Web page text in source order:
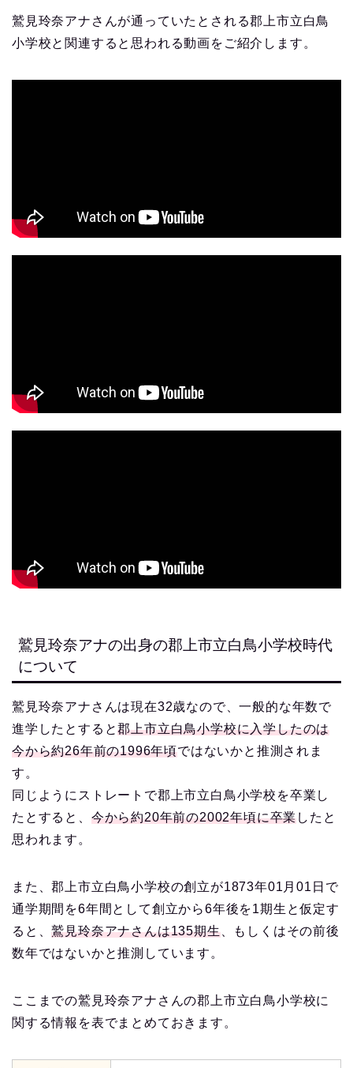
鷲見玲奈アナさんが通っていたとされる郡上市立白鳥
小学校と関連すると思われる動画をご紹介します。
鷲見玲奈アナの出身の郡上市立白鳥小学校時代
について
鷲見玲奈アナさんは現在32歳なので、一般的な年数で
進学したとすると郡上市立白鳥小学校に入学したのは
今から約26年前の1996年頃ではないかと推測されま
す。
同じようにストレートで郡上市立白鳥小学校を卒業し
たとすると、 今から約20年前の2002年頃に卒業したと
思われます。
また、郡上市立白鳥小学校の創立が1873年01月01日で
通学期間を6年間として創立から6年後を1期生と仮定す
ると、鷲見玲奈アナさんは135期生、もしくはその前後
数年ではないかと推測しています。
ここまでの鷲見玲奈アナさんの郡上市立白鳥小学校に
関する情報を表でまとめておきます。